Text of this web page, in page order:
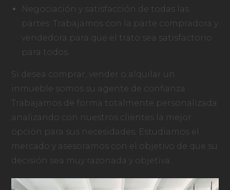
Negociación y satisfacción de todas las
partes: Trabajamos con la parte compradora y
vendedora para que el trato sea satisfactorio
para todos.
Si desea comprar, vender o alquilar un
inmueble somos su agente de confianza.
Trabajamos de forma totalmente personalizada
analizando con nuestros clientes la mejor
opción para sus necesidades. Estudiamos el
mercado y asesoramos con el objetivo de que su
decisión sea muy razonada y objetiva.